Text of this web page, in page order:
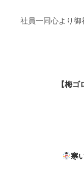
社員一同心より御
【梅
寒